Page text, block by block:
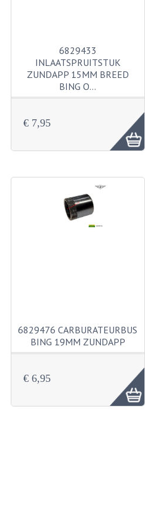
6829433
INLAATSPRUITSTUK
ZUNDAPP 15MM BREED
BING O…
€ 7,95
6829476 CARBURATEURBUS
BING 19MM ZUNDAPP
€ 6,95